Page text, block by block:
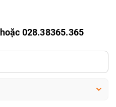
028.38365.365